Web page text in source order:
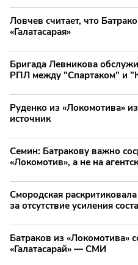
Ловчев считает, что
«Галатасарая»
Бригада Левникова
РПЛ между "Спартаком" и
Руденко из «Локомотива»
источник
Семин: Батракову важно
«Локомотив», а не на
Смородская
за отсутствие усиления
Батраков из «Локомотива»
«Галатасарай» — СМИ